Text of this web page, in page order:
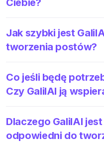
Ciebie?
Jak szybki jest
tworzenia postów?
Co jeśli będę
Czy GalilAI ją
Dlaczego GalilAI
odpowiedni do